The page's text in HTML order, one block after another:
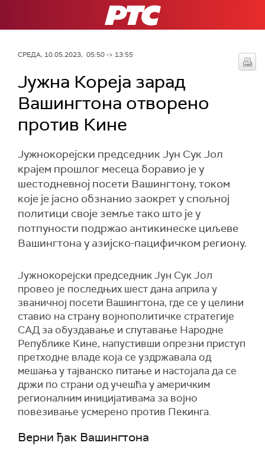
РТС
СРЕДА, 10.05.2023, 05:50 -> 13:55
Јужна Кореја зарад
Вашингтона отворено
против Кине
Јужнокорејски председник Јун Сук Јол
крајем прошлог месеца боравио је у
шестодневној посети Вашингтону, током
које је јасно обзнанио заокрет у спољној
политици своје земље тако што је у
потпуности подржао антикинеске циљеве
Вашингтона у азијско-пацифичком региону.
Јужнокорејски председник Јун Сук Јол
провео је последњих шест дана априла у
званичној посети Вашингтона, где се у целини
ставио на страну војнополитичке стратегије
САД за обуздавање и спутавање Народне
Републике Кине, напустивши опрезни приступ
претходне владе која се уздржавала од
мешања у тајванско питање и настојала да се
држи по страни од учешћа у америчким
регионалним иницијативама за војно
повезивање усмерено против Пекинга.
Верни ђак Вашингтона